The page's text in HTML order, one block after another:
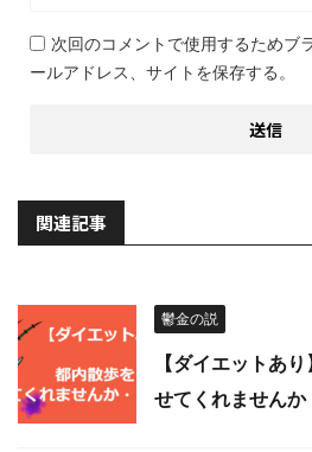
次回のコメントで使用するためブ
ールアドレス、サイトを保存する。
関連記事
鬱金の説
【ダイエットあ
せてくれませんか